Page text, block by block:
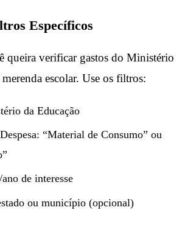
Específicos
queira verificar gastos do Ministério
escolar. Use os filtros:
da Educação
“Material de Consumo” ou
de interesse
ou município (opcional)